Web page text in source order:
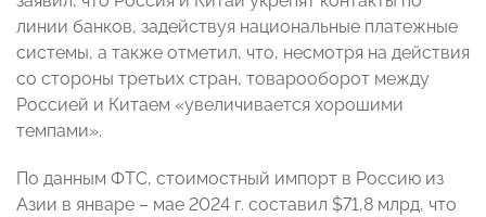
линии банков, задействуя национальные платежные
системы, а также отметил, что, несмотря на действия
со стороны третьих стран, товарооборот между
Россией и Китаем «увеличивается хорошими
темпами».
По данным ФТС, стоимостный импорт в Россию из
Азии в январе – мае 2024 г. составил $71,8 млрд, что